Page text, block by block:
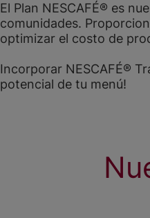
El Plan NESCAFÉ® es
comunidades.
optimizar el costo de
Incorporar NESCAFÉ®
potencial de tu menú!